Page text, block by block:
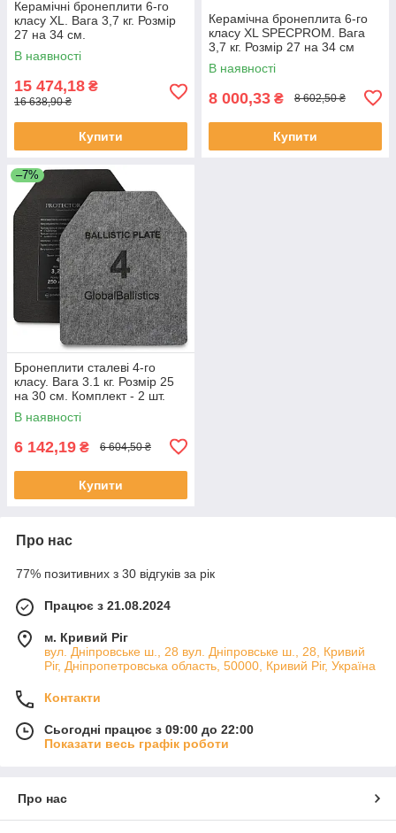
Керамічні бронеплити 6-го
класу XL. Вага 3,7 кг. Розмір
27 на 34 см.
В наявності
15 474,18 ₴
16 638,90 ₴
Купити
Керамічна бронеплита 6-го
класу XL SPECPROM. Вага
3,7 кг. Розмір 27 на 34 см
В наявності
8 000,33 ₴ 8 602,50 ₴
Купити
–7%
Бронеплити сталеві 4-го
класу. Вага 3.1 кг. Розмір 25
на 30 см. Комплект - 2 шт.
В наявності
6 142,19 ₴ 6 604,50 ₴
Купити
Про нас
77% позитивних з 30 відгуків за рік
Працює з 21.08.2024
м. Кривий Ріг
вул. Дніпровське ш., 28 вул. Дніпровське ш., 28, Кривий
Ріг, Дніпропетровська область, 50000, Кривий Ріг, Україна
Контакти
Сьогодні працює з 09:00 до 22:00
Показати весь графік роботи
Про нас